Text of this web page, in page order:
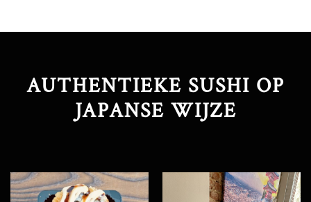
AUTHENTIEKE SUSHI OP
JAPANSE WIJZE